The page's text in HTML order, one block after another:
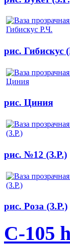
рис. Гибискус
рис. Циния
рис. №12 (З.Р.)
рис. Роза (З.Р.)
С-105